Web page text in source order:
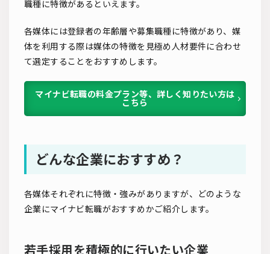
職種に特徴があるといえます。
各媒体には登録者の年齢層や募集職種に特徴があり、媒
体を利用する際は媒体の特徴を見極め人材要件に合わせ
て選定することをおすすめします。
マイナビ転職の料金プラン等、詳しく知りたい方は
こちら
どんな企業におすすめ？
各媒体それぞれに特徴・強みがありますが、どのような
企業にマイナビ転職がおすすめかご紹介します。
若手採用を積極的に行いたい企業